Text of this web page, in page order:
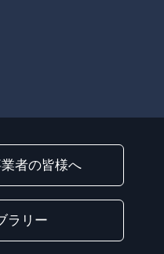
者の皆様へ
ラリー